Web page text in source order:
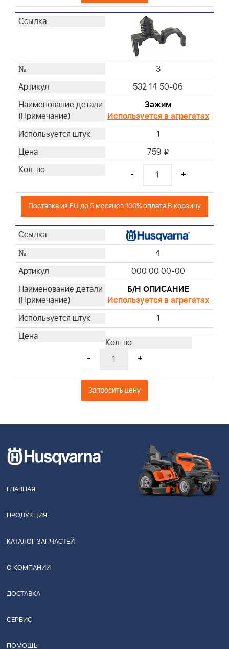
3
532 14 50-06
Зажим
Используется в агрегатах
1
759 i
- +
Поставка из EU до 5 месяцев 100% оплата В корзину
4
000 00 00-00
Б/Н ОПИСАНИЕ
Используется в агрегатах
1
- +
Запросить цену
ГЛАВНАЯ
ПРОДУКЦИЯ
КАТАЛОГ ЗАПЧАСТЕЙ
О КОМПАНИИ
ДОСТАВКА
СЕРВИС
ПОМОЩЬ